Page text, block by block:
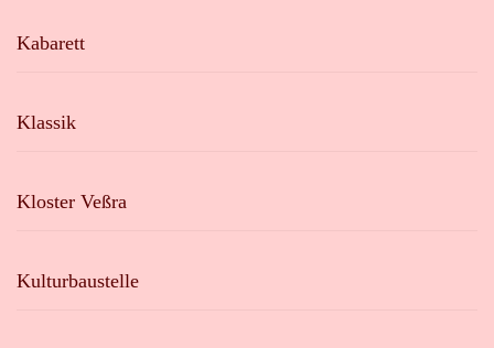
Kabarett
Klassik
Kloster Veßra
Kulturbaustelle